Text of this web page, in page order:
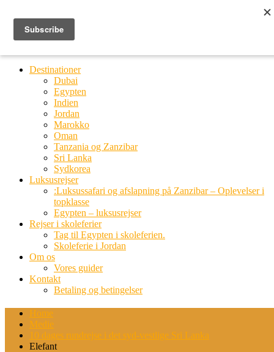
Ring til os
20 66 03 08
Destinationer
Dubai
Egypten
Indien
Jordan
Marokko
Oman
Tanzania og Zanzibar
Sri Lanka
Sydkorea
Luksusrejser
:Luksussafari og afslapning på Zanzibar – Oplevelser i
topklasse
Egypten – luksusrejser
Rejser i skoleferier
Tag til Egypten i skoleferien.
Skoleferie i Jordan
Om os
Vores guider
Kontakt
Betaling og betingelser
Home
Medie
10 dages rundrejse i det syd-vestlige Sri Lanka
Elefant